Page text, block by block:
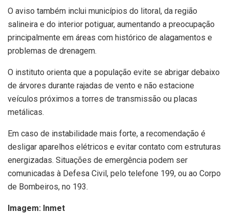
O aviso também inclui municípios do litoral, da região
salineira e do interior potiguar, aumentando a preocupação
principalmente em áreas com histórico de alagamentos e
problemas de drenagem.
O instituto orienta que a população evite se abrigar debaixo
de árvores durante rajadas de vento e não estacione
veículos próximos a torres de transmissão ou placas
metálicas.
Em caso de instabilidade mais forte, a recomendação é
desligar aparelhos elétricos e evitar contato com estruturas
energizadas. Situações de emergência podem ser
comunicadas à Defesa Civil, pelo telefone 199, ou ao Corpo
de Bombeiros, no 193.
Imagem: Inmet